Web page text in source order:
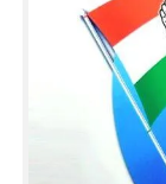
SPIRITUAL